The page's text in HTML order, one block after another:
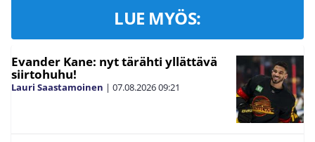
LUE MYÖS:
Evander Kane: nyt tärähti yllättävä
siirtohuhu!
Lauri Saastamoinen | 07.08.202609:21